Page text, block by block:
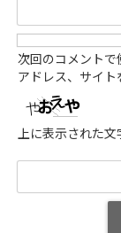
次回のコメントで
アドレス、サイト
上に表示された文